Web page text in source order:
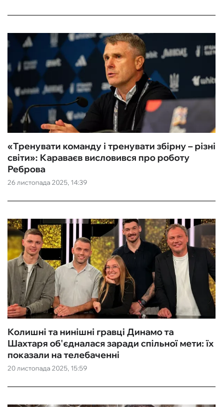
26 листопада 2025, 14:39
«Тренувати команду і тренувати збірну – різні
світи»: Караваєв висловився про роботу
Реброва
20 листопада 2025, 15:59
Колишні та нинішні гравці Динамо та
Шахтаря об'єдналася заради спільної мети: їх
показали на телебаченні